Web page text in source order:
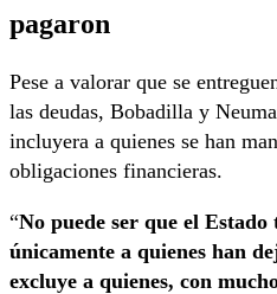
pagaron
Pese a valorar que se
las deudas, Bobadilla y
incluyera a quienes se han
obligaciones financieras.
“No puede ser que el
únicamente a quienes han
excluye a quienes, con